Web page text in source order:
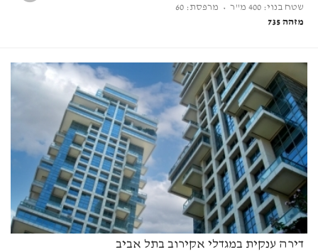
שטח בנוי: 400 מ"ר
• מרפסת: 60
מזהה 735
דירה ענקית במגדלי אקירוב בתל אביב